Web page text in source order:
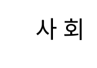
사 회